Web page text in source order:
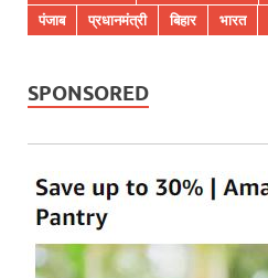
पंजाब
प्रधानमंत्री बिहार भारत
SPONSORED